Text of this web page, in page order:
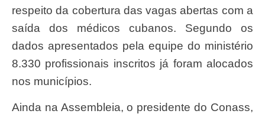
respeito da cobertura das vagas abertas com a
saída dos médicos cubanos. Segundo os
dados apresentados pela equipe do ministério
8.330 profissionais inscritos já foram alocados
nos municípios.
Ainda na Assembleia, o presidente do Conass,